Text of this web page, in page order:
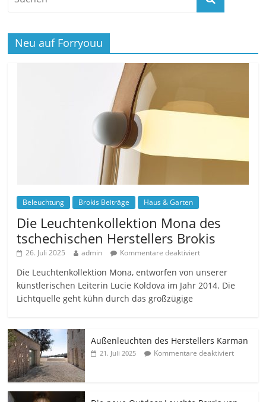
Neu auf Forryouu
Beleuchtung Brokis Beiträge Haus & Garten
Die Leuchtenkollektion Mona des
tschechischen Herstellers Brokis
26. Juli 2025 admin Kommentare deaktiviert
Die Leuchtenkollektion Mona, entworfen von unserer
künstlerischen Leiterin Lucie Koldova im Jahr 2014. Die
Lichtquelle geht kühn durch das großzügige
Außenleuchten des Herstellers Karman
21. Juli 2025 Kommentare deaktiviert